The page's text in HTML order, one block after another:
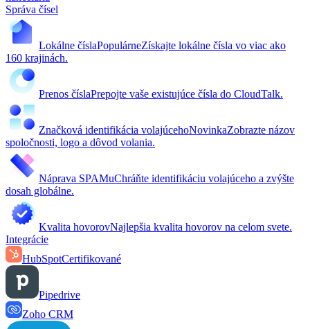
Správa čísel
Lokálne číslaPopulárneZískajte lokálne čísla vo viac ako
160 krajinách.
Prenos číslaPrepojte vaše existujúce čísla do CloudTalk.
Značková identifikácia volajúcehoNovinkaZobrazte názov
spoločnosti, logo a dôvod volania.
Náprava SPAMuChráňte identifikáciu volajúceho a zvýšte
dosah globálne.
Kvalita hovorovNajlepšia kvalita hovorov na celom svete.
Integrácie
HubSpotCertifikované
Pipedrive
Zoho CRM